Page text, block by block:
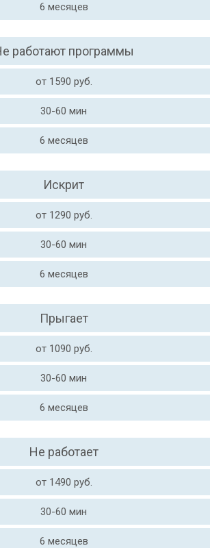
6 месяцев
работают программы
от 1590 руб.
30-60 мин
6 месяцев
Искрит
от 1290 руб.
30-60 мин
6 месяцев
Прыгает
от 1090 руб.
30-60 мин
6 месяцев
Не работает
от 1490 руб.
30-60 мин
6 месяцев